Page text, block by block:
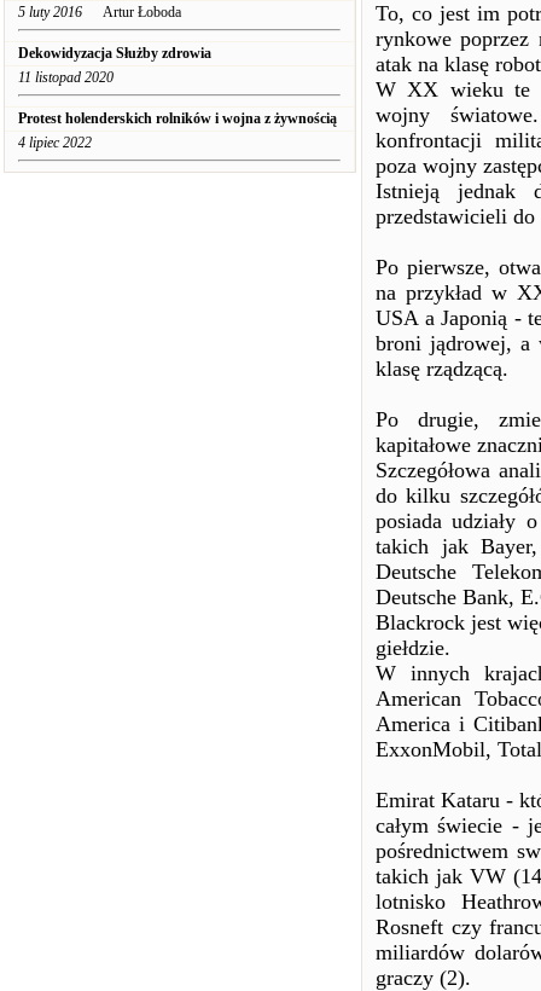
5 luty 2016 Artur Łoboda
Dekowidyzacja Służby zdrowia
11 listopad 2020
Protest holenderskich rolników i wojna z żywnością
4 lipiec 2022
To, co jest im
rynkowe poprzez
atak na klasę
W XX wieku te
wojny
konfrontacji
poza wojny
Istnieją jednak
przedstawicieli do
Po pierwsze,
na przykład w
USA a Japonią -
broni jądrowej, a
klasę rządzącą.
Po drugie,
kapitałowe
Szczegółowa
do kilku
posiada udziały
takich jak
Deutsche
Deutsche Bank,
Blackrock jest
giełdzie.
W innych
American
America i
ExxonMobil,
Emirat Kataru -
całym świecie -
pośrednictwem
takich jak VW
lotnisko
Rosneft czy
miliardów
graczy (2).